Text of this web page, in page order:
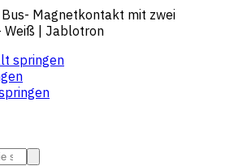
Bus- Magnetkontakt mit zwei
Weiß | Jablotron
springen